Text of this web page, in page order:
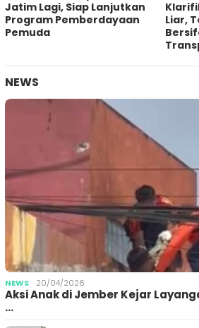
Jatim Lagi, Siap Lanjutkan
Program Pemberdayaan
Pemuda
Liar,
NEWS
NEWS 20/04/2026
Aksi Anak di Jember Kejar
…